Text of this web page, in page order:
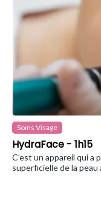
Soins Visage
HydraFace - 1h15
C’est un appareil qui a
superficielle de la